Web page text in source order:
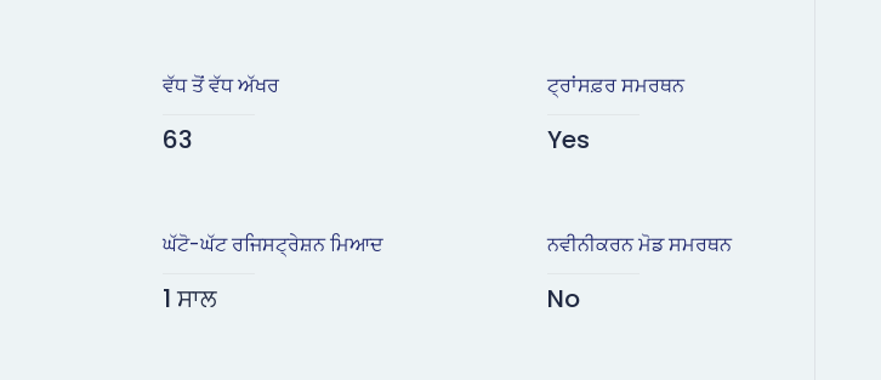
ਵੱਧ ਤੋਂ ਵੱਧ ਅੱਖਰ
63
ਘੱਟੋ-ਘੱਟ ਰਜਿਸਟ੍ਰੇਸ਼ਨ ਮਿਆਦ
1 ਸਾਲ
ਟ੍ਰਾਂਸਫ਼ਰ ਸਮਰਥਨ
Yes
ਨਵੀਨੀਕਰਨ ਮੋਡ ਸਮਰਥਨ
No